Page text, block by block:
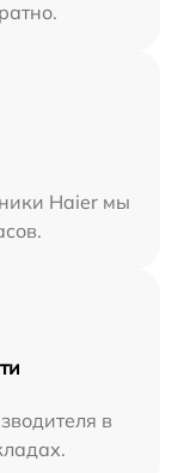
Haier мы
в